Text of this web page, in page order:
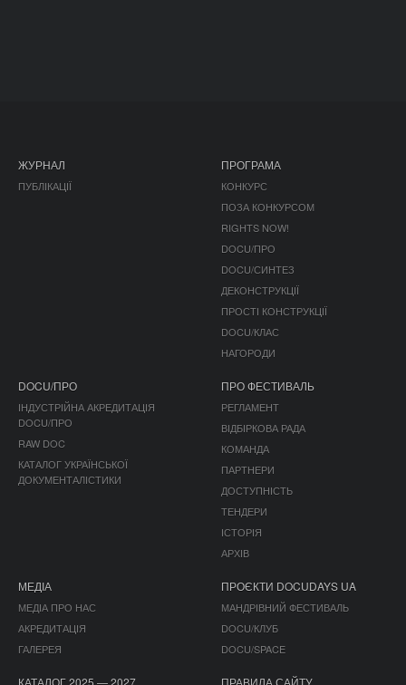
ЖУРНАЛ
ПУБЛІКАЦІЇ
ПРОГРАМА
КОНКУРС
ПОЗА КОНКУРСОМ
RIGHTS NOW!
DOCU/ПРО
DOCU/СИНТЕЗ
ДЕКОНСТРУКЦІЇ
ПРОСТІ КОНСТРУКЦІЇ
DOCU/КЛАС
НАГОРОДИ
DOCU/ПРО
ІНДУСТРІЙНА АКРЕДИТАЦІЯ
DOCU/ПРО
RAW DOC
КАТАЛОГ УКРАЇНСЬКОЇ
ДОКУМЕНТАЛІСТИКИ
ПРО ФЕСТИВАЛЬ
РЕГЛАМЕНТ
ВІДБІРКОВА РАДА
КОМАНДА
ПАРТНЕРИ
ДОСТУПНІСТЬ
ТЕНДЕРИ
ІСТОРІЯ
АРХІВ
МЕДІА
МЕДІА ПРО НАС
АКРЕДИТАЦІЯ
ГАЛЕРЕЯ
ПРОЄКТИ DOCUDAYS UA
МАНДРІВНИЙ ФЕСТИВАЛЬ
DOCU/КЛУБ
DOCU/SPACE
КАТАЛОГ 2025 — 2027 ПРАВИЛА САЙТУ